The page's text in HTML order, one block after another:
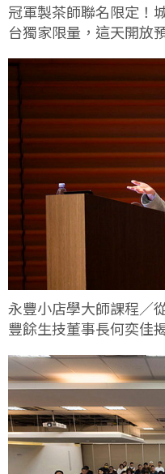
冠軍製茶師聯名限定！
台獨家限量，這天開放
永豐小店學大師課程／
豐餘生技董事長何奕佳